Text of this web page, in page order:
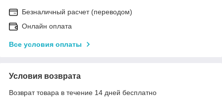
Безналичный расчет (переводом)
Онлайн оплата
Все условия оплаты
Условия возврата
Возврат товара в течение 14 дней бесплатно